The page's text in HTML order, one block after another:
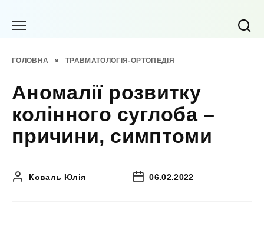
ГОЛОВНА » ТРАВМАТОЛОГІЯ-ОРТОПЕДІЯ
Аномалії розвитку
колінного суглоба –
причини, симптоми
Коваль Юлія 06.02.2022